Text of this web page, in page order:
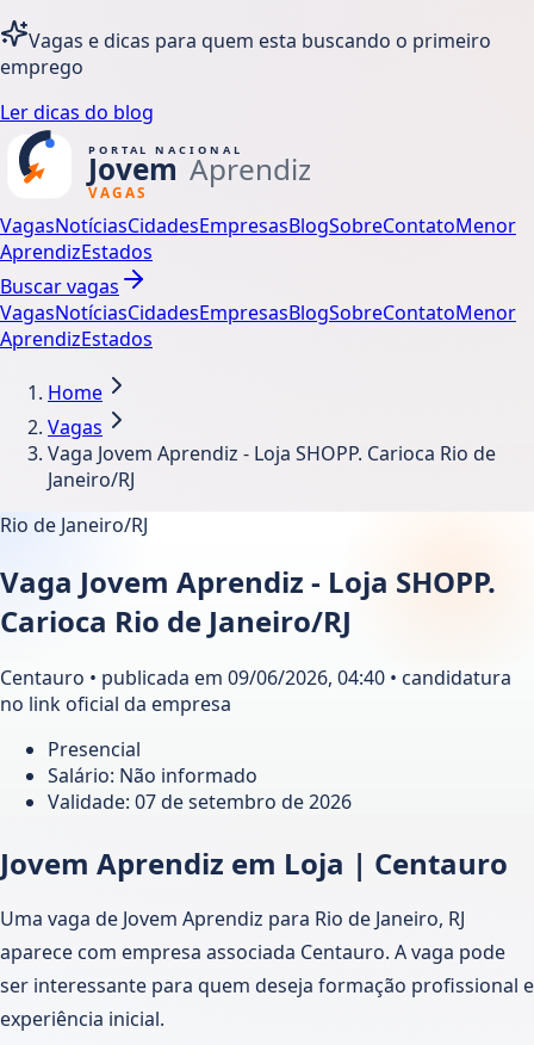
Vagas e dicas para quem esta buscando o primeiro
emprego
Ler dicas do blog
VagasNotíciasCidadesEmpresasBlogSobreContatoMenor
AprendizEstados
Buscar vagas
VagasNotíciasCidadesEmpresasBlogSobreContatoMenor
AprendizEstados
Home
Vagas
Vaga Jovem Aprendiz - Loja SHOPP. Carioca Rio de
Janeiro/RJ
Rio de Janeiro/RJ
Vaga Jovem Aprendiz - Loja SHOPP.
Carioca Rio de Janeiro/RJ
Centauro • publicada em 09/06/2026, 04:40 • candidatura
no link oficial da empresa
Presencial
Salário: Não informado
Validade: 07 de setembro de 2026
Jovem Aprendiz em Loja | Centauro
Uma vaga de Jovem Aprendiz para Rio de Janeiro, RJ
aparece com empresa associada Centauro. A vaga pode
ser interessante para quem deseja formação profissional e
experiência inicial.